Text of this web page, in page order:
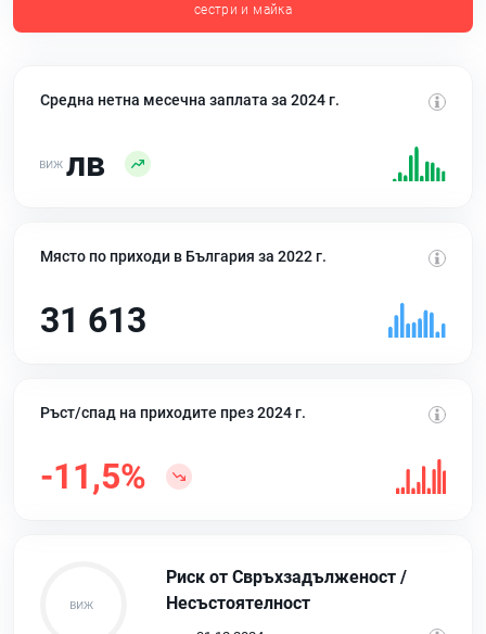
сестри и майка
Средна нетна месечна заплата за 2024 г.
лв
Място по приходи в България за 2022 г.
31 613
Ръст/спад на приходите през 2024 г.
-11,5%
Риск от Свръхзадълженост /
Несъстоятелност